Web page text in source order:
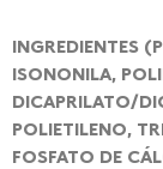
INGREDIENTES
ISONONILA,
DICAPRILATO/
POLIETILENO,
FOSFATO DE